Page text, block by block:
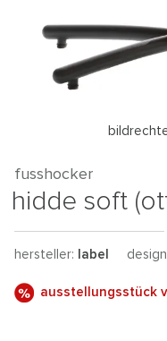
fusshocker
hidde soft
hersteller: label
ausstellungsstück